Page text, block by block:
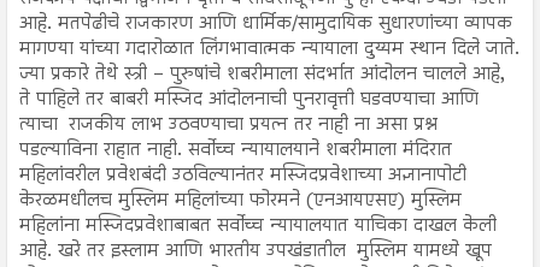
आहे. मतपेढीचे राजकारण आणि धार्मिक/सामुदायिक सुधारणांच्या व्यापक
मागण्या यांच्या गदारोळात लिंगभावात्मक न्यायाला दुय्यम स्थान दिले जाते.
ज्या प्रकारे तेथे स्त्री – पुरुषांचे शबरीमाला संदर्भात आंदोलन चालले आहे,
ते पाहिले तर बाबरी मस्जिद आंदोलनाची पुनरावृत्ती घडवण्याचा आणि
त्याचा राजकीय लाभ उठवण्याचा प्रयत्न तर नाही ना असा प्रश्न
पडल्याविना राहात नाही. सर्वोच्च न्यायालयाने शबरीमाला मंदिरात
महिलांवरील प्रवेशबंदी उठविल्यानंतर मस्जिदप्रवेशाच्या अज्ञानापोटी
केरळमधीलच मुस्लिम महिलांच्या फोरमने (एनआयएसए) मुस्लिम
महिलांना मस्जिदप्रवेशाबाबत सर्वोच्च न्यायालयात याचिका दाखल केली
आहे. खरे तर इस्लाम आणि भारतीय उपखंडातील मुस्लिम यामध्ये खूप